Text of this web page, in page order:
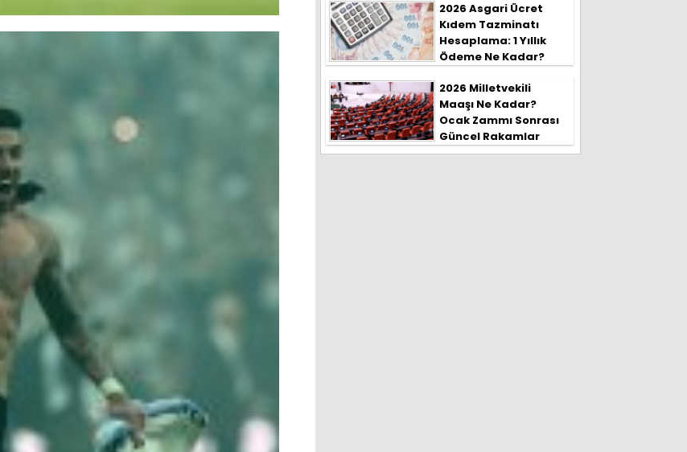
2026 Asgari Ücret
Kıdem Tazminatı
Hesaplama: 1 Yıllık
Ödeme Ne Kadar?
2026 Milletvekili
Maaşı Ne Kadar?
Ocak Zammı Sonrası
Güncel Rakamlar